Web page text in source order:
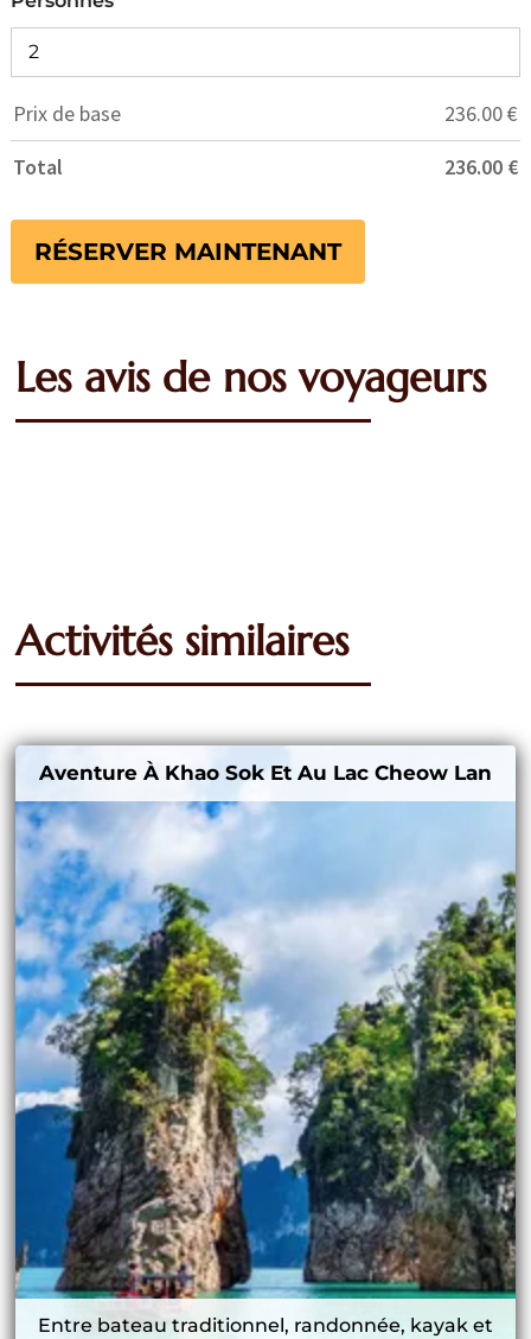
Prix de base 236.00€
Total
236.00 €
RÉSERVER MAINTENANT
Les avis de nos voyageurs
Activités similaires
Aventure À Khao Sok Et Au Lac Cheow Lan
Entre bateau traditionnel, randonnée, kayak et